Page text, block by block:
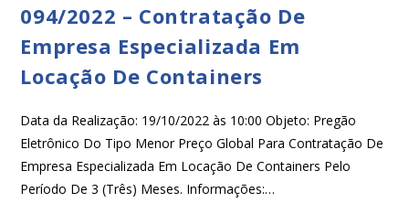
094/2022 – Contratação De
Empresa Especializada Em
Locação De Containers
Data da Realização: 19/10/2022 às 10:00 Objeto: Pregão
Eletrônico Do Tipo Menor Preço Global Para Contratação De
Empresa Especializada Em Locação De Containers Pelo
Período De 3 (Três) Meses. Informações:…